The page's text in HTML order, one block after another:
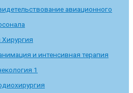
авиационного
Хирургия
и интенсивная терапия
1